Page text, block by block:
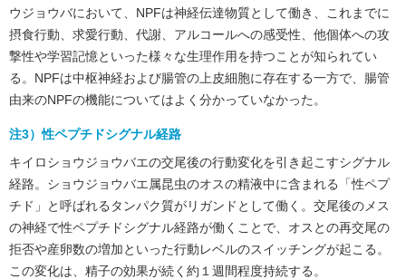
ウジョウバにおいて、NPFは神経伝達物質として働き、これまでに
摂食行動、求愛行動、代謝、アルコールへの感受性、他個体への攻
撃性や学習記憶といった様々な生理作用を持つことが知られてい
る。NPFは中枢神経および腸管の上皮細胞に存在する一方で、腸管
由来のNPFの機能についてはよく分かっていなかった。
注3）性ペプチドシグナル経路
キイロショウジョウバエの交尾後の行動変化を引き起こすシグナル
経路。ショウジョウバエ属昆虫のオスの精液中に含まれる「性ペプ
チド」と呼ばれるタンパク質がリガンドとして働く。交尾後のメス
の神経で性ペプチドシグナル経路が働くことで、オスとの再交尾の
拒否や産卵数の増加といった行動レベルのスイッチングが起こる。
この変化は、精子の効果が続く約１週間程度持続する。